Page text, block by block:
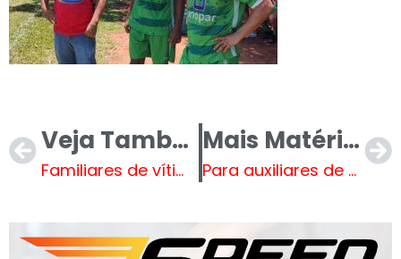
Veja Também
Familiares de vítimas atingidas por raio na zona rural de Plácido de Castro denunciam morosidade na liberação dos corpos pelo IML
Mais Matérias
Para auxiliares de Lula, Moraes deveria reavaliar viagens aos EUA